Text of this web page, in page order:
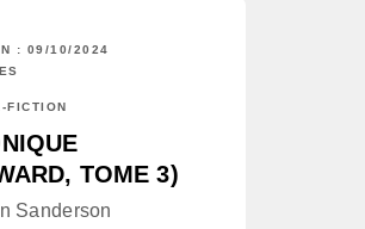
: 09/10/2024
FICTION
TOME 3)
Sanderson